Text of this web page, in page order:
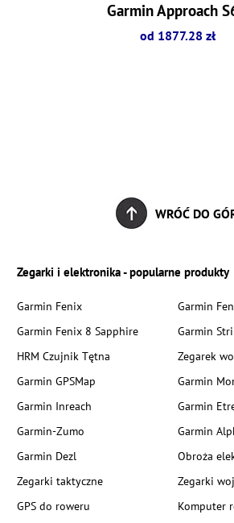
Garmin Approach
od 1877.28 zł
WRÓĆ DO
Zegarki i elektronika - popularne produkty
Garmin Fenix
Garmin
Garmin Fenix 8 Sapphire
Garmin
HRM Czujnik Tętna
Zegarek
Garmin GPSMap
Garmin
Garmin Inreach
Garmin
Garmin-Zumo
Garmin
Garmin Dezl
Obroża
Zegarki taktyczne
Zegarki
GPS do roweru
Komputer